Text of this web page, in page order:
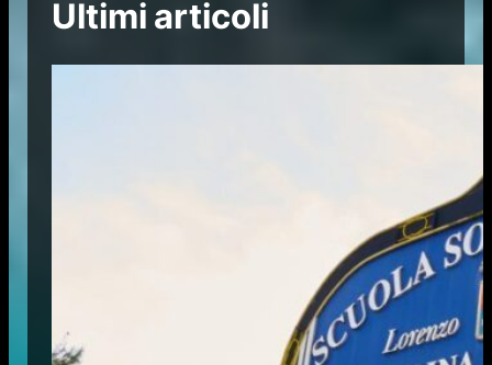
Ultimi articoli